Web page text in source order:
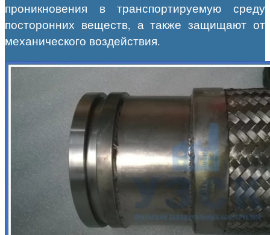
проникновения в транспортируемую среду
посторонних веществ, а также защищают от
механического воздействия.